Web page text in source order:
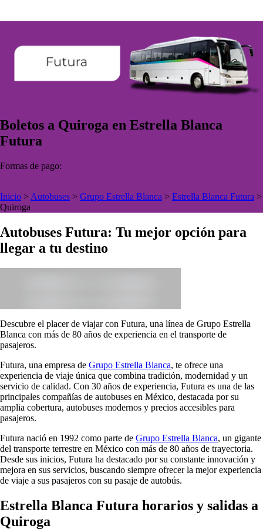
Boletos a Quiroga en Estrella Blanca
Futura
Formas de pago:
Inicio > Autobuses > Grupo Estrella Blanca > Estrella Blanca Futura >
Quiroga
Autobuses Futura: Tu mejor opción para
llegar a tu destino
Descubre el placer de viajar con Futura, una línea de Grupo Estrella
Blanca con más de 80 años de experiencia en el transporte de
pasajeros.
Futura, una empresa de Grupo Estrella Blanca, te ofrece una
experiencia de viaje única que combina tradición, modernidad y un
servicio de calidad. Con 30 años de experiencia, Futura es una de las
principales compañías de autobuses en México, destacada por su
amplia cobertura, autobuses modernos y precios accesibles para
pasajeros.
Futura nació en 1992 como parte de Grupo Estrella Blanca, un gigante
del transporte terrestre en México con más de 80 años de trayectoria.
Desde sus inicios, Futura ha destacado por su constante innovación y
mejora en sus servicios, buscando siempre ofrecer la mejor experiencia
de viaje a sus pasajeros con su pasaje de autobús.
Estrella Blanca Futura horarios y salidas a
Quiroga